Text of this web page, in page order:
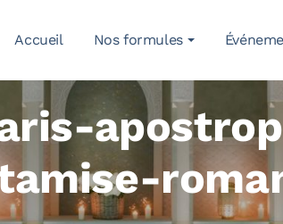
Accueil Nos formules